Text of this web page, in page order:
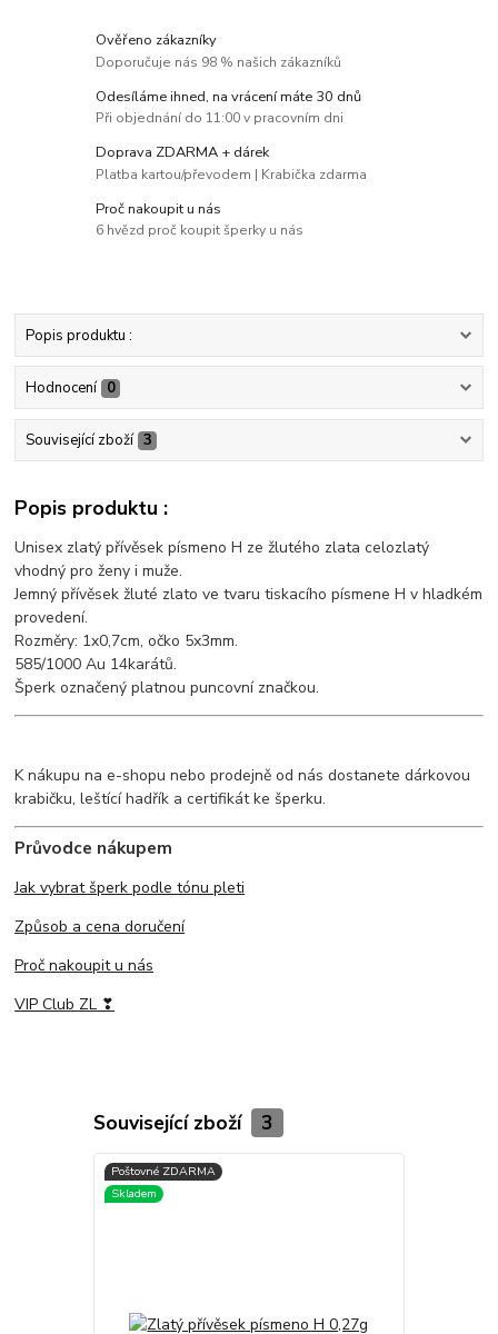
Ověřeno zákazníky
Doporučuje nás 98 % našich zákazníků
Odesíláme ihned, na vrácení máte 30 dnů
Při objednání do 11:00 v pracovním dni
Doprava ZDARMA + dárek
Platba kartou/převodem | Krabička zdarma
Proč nakoupit u nás
6 hvězd proč koupit šperky u nás
Popis produktu :
Hodnocení 0
Související zboží 3
Popis produktu :
Unisex zlatý přívěsek písmeno H ze žlutého zlata celozlatý
vhodný pro ženy i muže.
Jemný přívěsek žluté zlato ve tvaru tiskacího písmene H v hladkém
provedení.
Rozměry: 1x0,7cm, očko 5x3mm.
585/1000 Au 14karátů.
Šperk označený platnou puncovní značkou.
K nákupu na e-shopu nebo prodejně od nás dostanete dárkovou
krabičku, leštící hadřík a certifikát ke šperku.
Průvodce nákupem
Jak vybrat šperk podle tónu pleti
Způsob a cena doručení
Proč nakoupit u nás
VIP Club ZL ❣
Související zboží 3